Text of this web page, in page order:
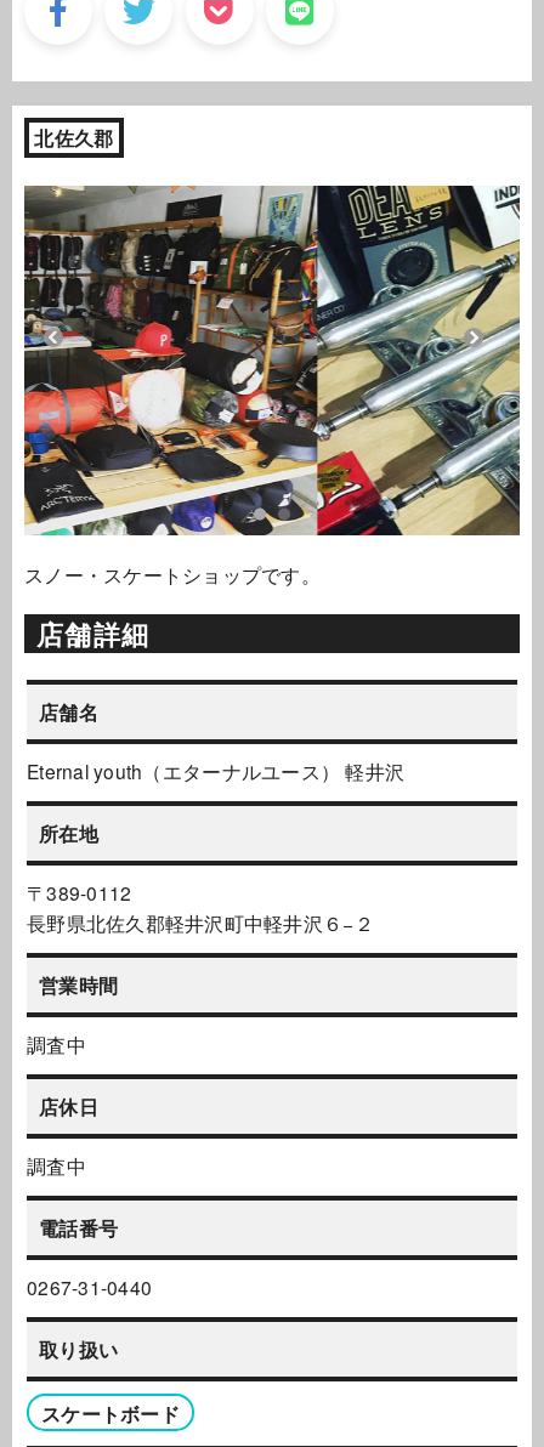
北佐久郡
スノー・スケートショップです。
店舗詳細
店舗名
Eternal youth（エターナルユース） 軽井沢
所在地
〒389-0112
長野県北佐久郡軽井沢町中軽井沢６−２
営業時間
調査中
店休日
調査中
電話番号
0267-31-0440
取り扱い
スケートボード